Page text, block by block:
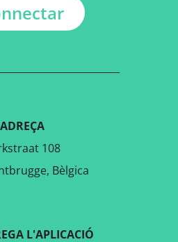
ADREÇA
108
Bèlgica
L'APLICACIÓ